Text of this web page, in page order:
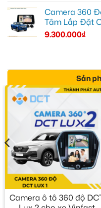
Camera 360
Tâm Lắp Đặt
9.300.000₫
Sản
Camera ô tô 360 độ